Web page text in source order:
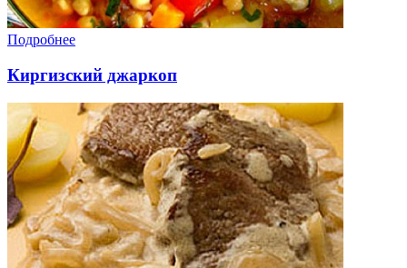
Подробнее
Киргизский джаркоп